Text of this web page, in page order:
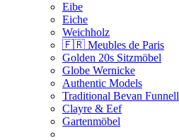
Eibe
Eiche
Weichholz
🇫🇷 Meubles de Paris
Golden 20s Sitzmöbel
Globe Wernicke
Authentic Models
Traditional Bevan Funnell
Clayre & Eef
Gartenmöbel